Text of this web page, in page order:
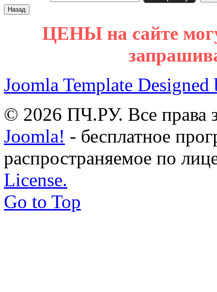
ЦЕНЫ на сайте
Joomla Template Designed
© 2026 ПЧ.РУ. Все права
Joomla! - бесплатное
распространяемое по
License.
Go to Top